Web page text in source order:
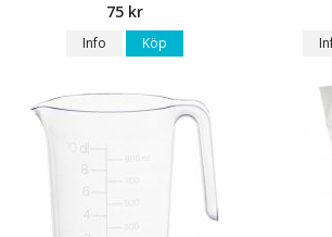
75 kr
Info Köp